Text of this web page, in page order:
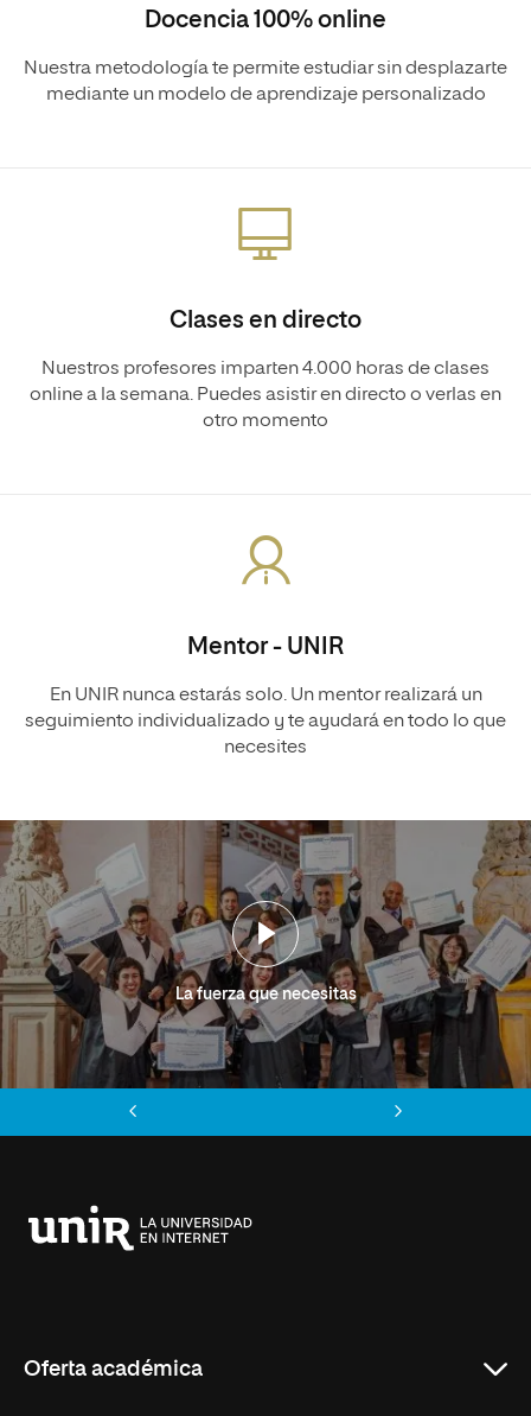
Docencia 100% online
Nuestra metodología te permite estudiar sin desplazarte
mediante un modelo de aprendizaje personalizado
Clases en directo
Nuestros profesores imparten 4.000 horas de clases
online a la semana. Puedes asistir en directo o verlas en
otro momento
Mentor - UNIR
En UNIR nunca estarás solo. Un mentor realizará un
seguimiento individualizado y te ayudará en todo lo que
necesites
La fuerza que necesitas
Oferta académica